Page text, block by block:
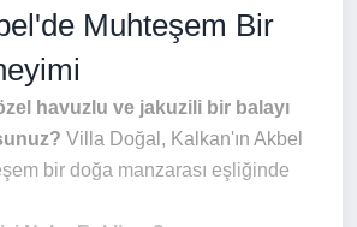
Muhteşem Bir
havuzlu ve jakuzili bir balayı
Villa Doğal, Kalkan'ın Akbel
bir doğa manzarası eşliğinde